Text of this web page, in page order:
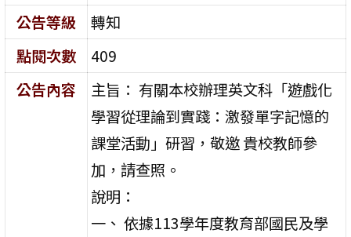
公告等級
轉知
點閱次數
409
公告內容
主旨： 有關本校辦理英文科「遊戲化
學習從理論到實踐：激發單字記憶的
課堂活動」研習，敬邀 貴校教師參
加，請查照。
說明：
一、 依據113學年度教育部國民及學